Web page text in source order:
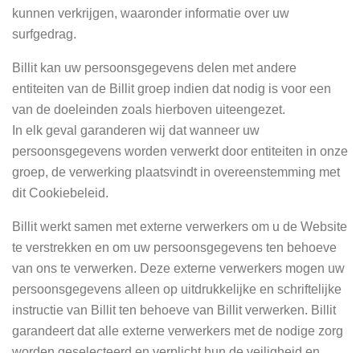
kunnen verkrijgen, waaronder informatie over uw
surfgedrag.
Billit kan uw persoonsgegevens delen met andere
entiteiten van de Billit groep indien dat nodig is voor een
van de doeleinden zoals hierboven uiteengezet.
In elk geval garanderen wij dat wanneer uw
persoonsgegevens worden verwerkt door entiteiten in onze
groep, de verwerking plaatsvindt in overeenstemming met
dit Cookiebeleid.
Billit werkt samen met externe verwerkers om u de Website
te verstrekken en om uw persoonsgegevens ten behoeve
van ons te verwerken. Deze externe verwerkers mogen uw
persoonsgegevens alleen op uitdrukkelijke en schriftelijke
instructie van Billit ten behoeve van Billit verwerken. Billit
garandeert dat alle externe verwerkers met de nodige zorg